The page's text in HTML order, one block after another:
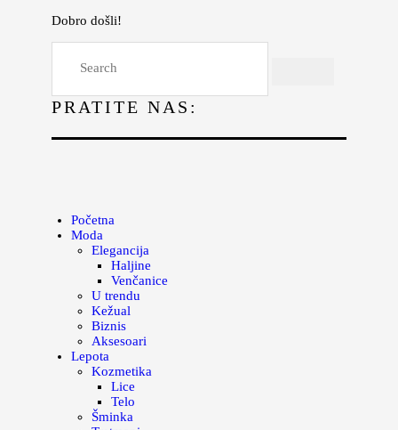
Dobro došli!
PRATITE NAS:
Početna
Moda
Elegancija
Haljine
Venčanice
U trendu
Kežual
Biznis
Aksesoari
Lepota
Kozmetika
Lice
Telo
Šminka
Lepota
Kuhinja
Magazin